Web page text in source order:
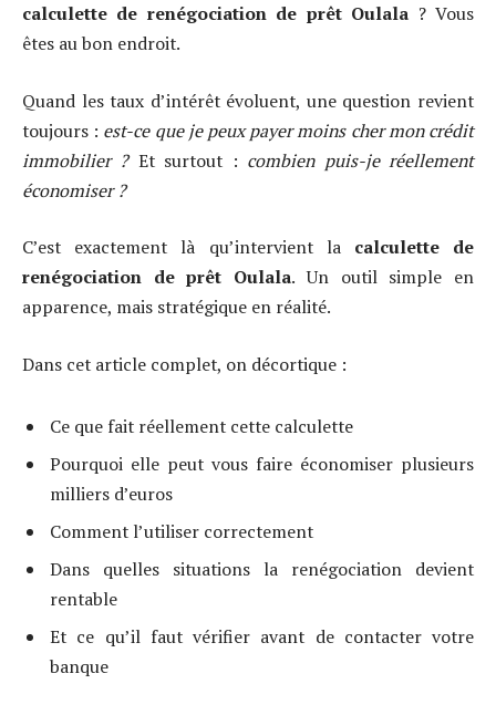
calculette de renégociation de prêt Oulala ? Vous
êtes au bon endroit.
Quand les taux d’intérêt évoluent, une question revient
toujours : est-ce que je peux payer moins cher mon crédit
immobilier ?Et surtout : combien puis-je réellement
économiser ?
C’est exactement là qu’intervient la calculette de
renégociation de prêt Oulala. Un outil simple en
apparence, mais stratégique en réalité.
Dans cet article complet, on décortique :
Ce que fait réellement cette calculette
Pourquoi elle peut vous faire économiser plusieurs
milliers d’euros
Comment l’utiliser correctement
Dans quelles situations la renégociation devient
rentable
Et ce qu’il faut vérifier avant de contacter votre
banque